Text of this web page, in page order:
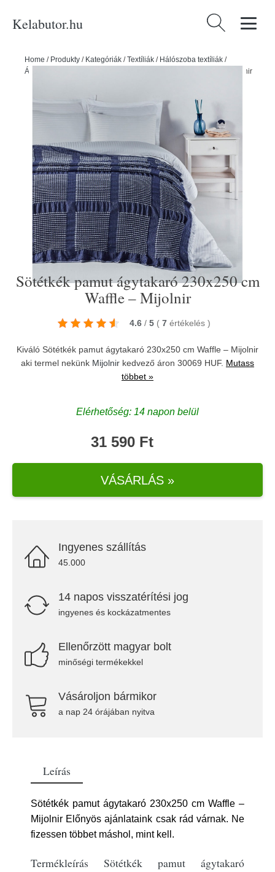
Kelabutor.hu Keresés:
Home / Produkty / Kategóriák /Textíliák / Hálószoba textíliák /
Ágytakarók
Sötétkék pamut ágytakaró 230x250 cm Waffle – Mijolnir
Sötétkék pamut ágytakaró 230x250 cm
Waffle – Mijolnir
4.6 / 5 ( 7 értékelés )
Kiváló Sötétkék pamut ágytakaró 230x250 cm Waffle – Mijolnir
aki termel nekünk Mijolnir kedvező áron 30069 HUF. Mutass
többet »
Elérhetőség: 14 napon belül
31 590 Ft
VÁSÁRLÁS »
Ingyenes szállítás
45.000
14 napos visszatérítési jog
ingyenes és kockázatmentes
Ellenőrzött magyar bolt
minőségi termékekkel
Vásároljon bármikor
a nap 24 órájában nyitva
Leírás
Sötétkék pamut ágytakaró 230x250 cm Waffle –
Mijolnir Előnyös ajánlataink csak rád várnak. Ne
fizessen többet máshol, mint kell.
Termékleírás Sötétkék pamut ágytakaró